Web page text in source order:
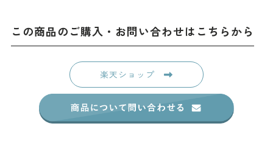
この商品のご購入・お問い合わせはこちらから
楽天ショップ